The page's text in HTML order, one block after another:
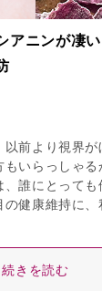
アニンが凄
前より視界が
いらっしゃる
誰にとっても
健康維持に
続きを読む